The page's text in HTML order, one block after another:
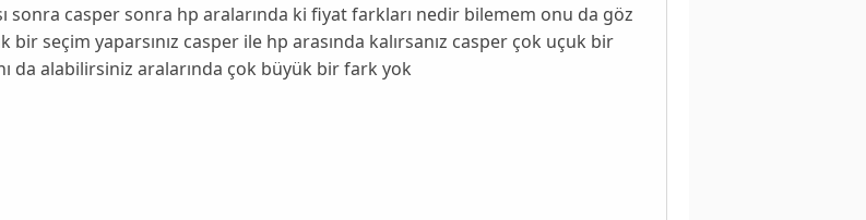
sonra casper sonra hp aralarında ki fiyat farkları nedir bilemem onu da göz
seçim yaparsınız casper ile hp arasında kalırsanız casper çok uçuk bir
da alabilirsiniz aralarında çok büyük bir fark yok